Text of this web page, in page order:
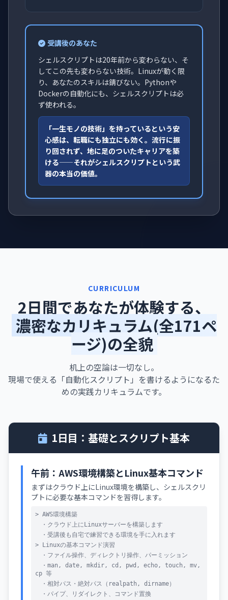
受講後のあなた
シェルスクリプトは20年前から変わらない、そ
してこの先も変わらない技術。Linuxが動く限
り、あなたのスキルは錆びない。Pythonや
Dockerの自動化にも、シェルスクリプトは必
ず使われる。
「一生モノの技術」を持っているという安
心感は、転職にも独立にも効く。流行に振
り回されず、地に足のついたキャリアを築
ける——それがシェルスクリプトという武
器の本当の価値。
CURRICULUM
2日間であなたが体験する、
濃密なカリキュラム(全171ペ
ージ)の全貌
机上の空論は一切なし。
現場で使える「自動化スクリプト」を書けるようになるた
めの実践カリキュラムです。
1日目：基礎とスクリプト基本
午前：AWS環境構築とLinux基本コマンド
まずはクラウド上にLinux環境を構築し、シェルスクリ
プトに必要な基本コマンドを習得します。
> AWS環境構築
・クラウド上にLinuxサーバーを構築します
・受講後も自宅で練習できる環境を手に入れます
> Linuxの基本コマンド演習
・ファイル操作、ディレクトリ操作、パーミッション
・man, date, mkdir, cd, pwd, echo, touch, mv,
cp 等
・相対パス・絶対パス（realpath, dirname）
・パイプ、リダイレクト、コマンド置換